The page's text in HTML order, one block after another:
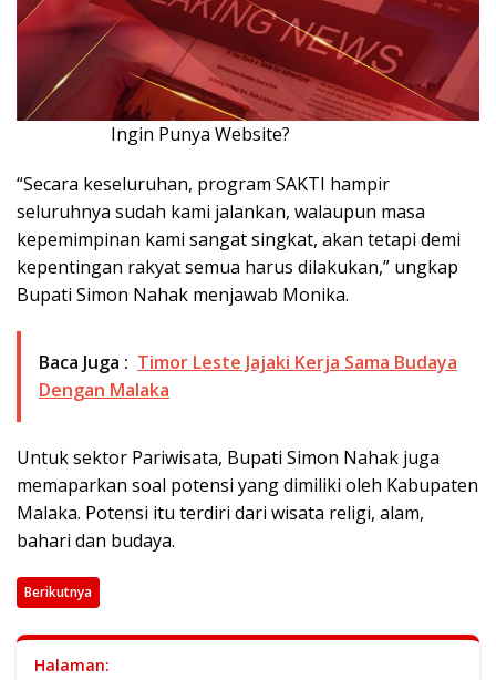
Ingin Punya Website?
“Secara keseluruhan, program SAKTI hampir
seluruhnya sudah kami jalankan, walaupun masa
kepemimpinan kami sangat singkat, akan tetapi demi
kepentingan rakyat semua harus dilakukan,” ungkap
Bupati Simon Nahak menjawab Monika.
Baca Juga : Timor Leste Jajaki Kerja Sama Budaya
Dengan Malaka
Untuk sektor Pariwisata, Bupati Simon Nahak juga
memaparkan soal potensi yang dimiliki oleh Kabupaten
Malaka. Potensi itu terdiri dari wisata religi, alam,
bahari dan budaya.
Berikutnya
Halaman: